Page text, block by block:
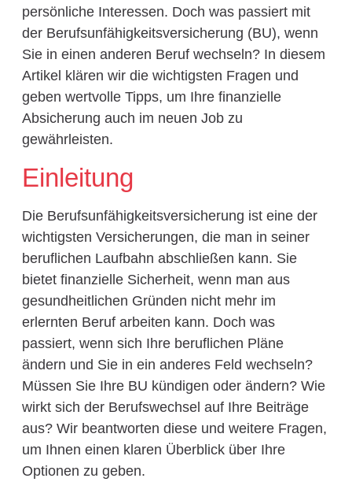
persönliche Interessen. Doch was passiert mit
der Berufsunfähigkeitsversicherung (BU), wenn
Sie in einen anderen Beruf wechseln? In diesem
Artikel klären wir die wichtigsten Fragen und
geben wertvolle Tipps, um Ihre finanzielle
Absicherung auch im neuen Job zu
gewährleisten.
Einleitung
Die Berufsunfähigkeitsversicherung ist eine der
wichtigsten Versicherungen, die man in seiner
beruflichen Laufbahn abschließen kann. Sie
bietet finanzielle Sicherheit, wenn man aus
gesundheitlichen Gründen nicht mehr im
erlernten Beruf arbeiten kann. Doch was
passiert, wenn sich Ihre beruflichen Pläne
ändern und Sie in ein anderes Feld wechseln?
Müssen Sie Ihre BU kündigen oder ändern? Wie
wirkt sich der Berufswechsel auf Ihre Beiträge
aus? Wir beantworten diese und weitere Fragen,
um Ihnen einen klaren Überblick über Ihre
Optionen zu geben.